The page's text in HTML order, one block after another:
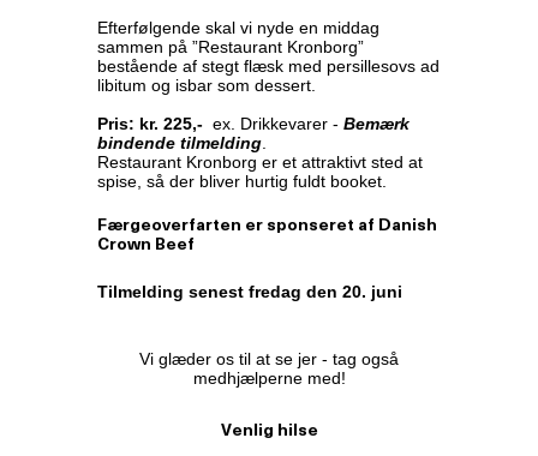
Efterfølgende skal vi nyde en middag
sammen på ”Restaurant Kronborg”
bestående af stegt flæsk med persillesovs ad
libitum og isbar som dessert.
Pris: kr. 225,- ex. Drikkevarer - Bemærk
bindende tilmelding.
Restaurant Kronborg er et attraktivt sted at
spise, så der bliver hurtig fuldt booket.
Færgeoverfarten er sponseret af Danish
Crown Beef
Tilmelding senest fredag den 20. juni
Vi glæder os til at se jer - tag også
medhjælperne med!
Venlig hilse